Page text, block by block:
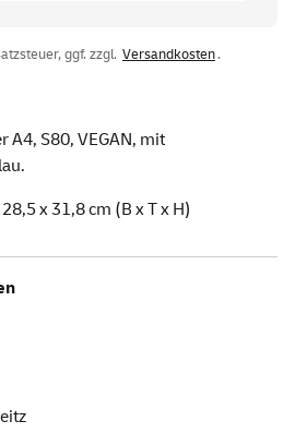
ggf. zzgl. Versandkosten.
A4, S80, VEGAN, mit
x 31,8 cm (B x T x H)